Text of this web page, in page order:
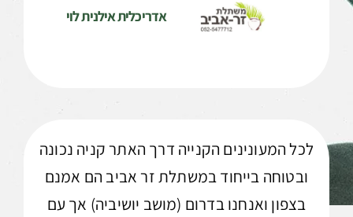
אדריכלית אילנית לוי
לכל המעונינים הקנייה דרך האתר קניה נכונה
ובטוחה בייחוד במשתלת זר אביב הם אמנם
בצפון ואנחנו בדרום (מושב יושיביה) אך עם